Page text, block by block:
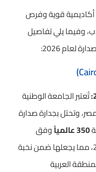
أكاديمية قوية وفرص
وفيما يلي تفاصيل
لعام 2026:
تُعتبر الجامعة الوطنية
وتحتل بجدارة صدارة
350 عالمياً
وفق
تصنيف QS العالمي لعام 2026، مما يجعلها ضمن نخبة
العربية